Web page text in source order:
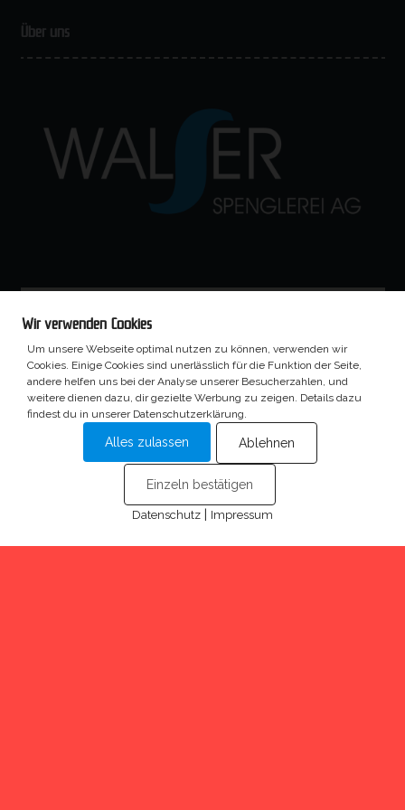
Über uns
Wir verwenden Cookies
Um unsere Webseite optimal nutzen zu können, verwenden wir
Cookies. Einige Cookies sind unerlässlich für die Funktion der Seite,
andere helfen uns bei der Analyse unserer Besucherzahlen, und
weitere dienen dazu, dir gezielte Werbung zu zeigen. Details dazu
findest du in unserer Datenschutzerklärung.
Alles zulassen Ablehnen
Einzeln bestätigen
Datenschutz | Impressum